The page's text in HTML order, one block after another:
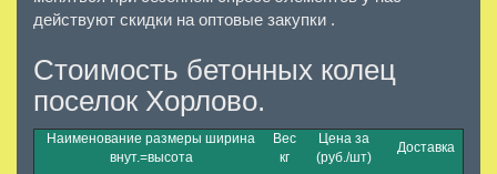
действуют скидки на оптовые закупки .
Стоимость бетонных колец
поселок Хорлово.
Наименование размеры ширина
внут.=высота
Вес
кг
Цена за
(руб./шт)
Доставка